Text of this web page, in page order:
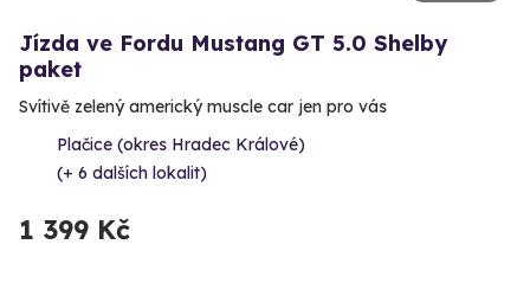
Jízda ve Fordu Mustang GT 5.0 Shelby
paket
Svítivě zelený americký muscle car jen pro vás
Plačice (okres Hradec Králové)
(+ 6 dalších lokalit)
1 399 Kč